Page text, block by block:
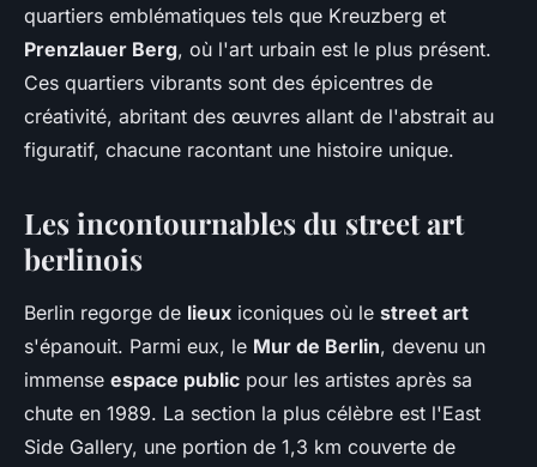
quartiers emblématiques tels que Kreuzberg et
Prenzlauer Berg, où l'art urbain est le plus présent.
Ces quartiers vibrants sont des épicentres de
créativité, abritant des œuvres allant de l'abstrait au
figuratif, chacune racontant une histoire unique.
Les incontournables du street art
berlinois
Berlin regorge de lieux iconiques où le street art
s'épanouit. Parmi eux, le Mur de Berlin, devenu un
immense espace public pour les artistes après sa
chute en 1989. La section la plus célèbre est l'East
Side Gallery, une portion de 1,3 km couverte de